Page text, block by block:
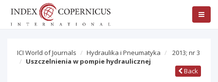
ICI World of Journals Hydraulika i Pneumatyka
2013; nr 3
Uszczelnienia w pompie hydraulicznej
Back